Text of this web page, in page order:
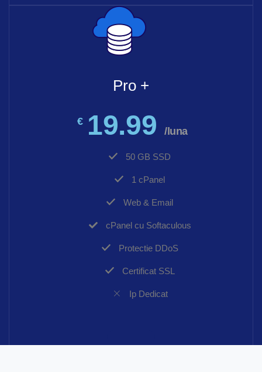
Pro +
€ 19.99 /luna
50 GB SSD
1 cPanel
Web & Email
cPanel cu Softaculous
Protectie DDoS
Certificat SSL
Ip Dedicat